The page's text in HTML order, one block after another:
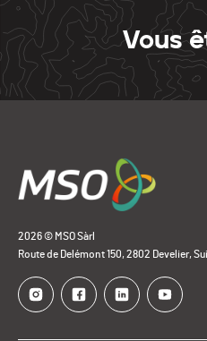
Vous
2026 © MSO Sàrl
Route de Delémont 150, 2802 Develier,